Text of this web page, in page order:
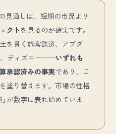
見通しは、短期の市況より
クトを見るのが確実です。
を貫く旅客鉄道、アブダ
、ディズニー——いずれも
承認済みの事実であり、こ
塗り替えます。市場の性格
が数字に表れ始めていま